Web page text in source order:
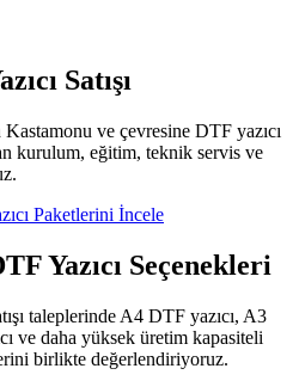
Satışı
ve çevresine DTF yazıcı
kurulum, eğitim, teknik servis ve
Paketlerini İncele
Yazıcı Seçenekleri
taleplerinde A4 DTF yazıcı, A3
ve daha yüksek üretim kapasiteli
birlikte değerlendiriyoruz.